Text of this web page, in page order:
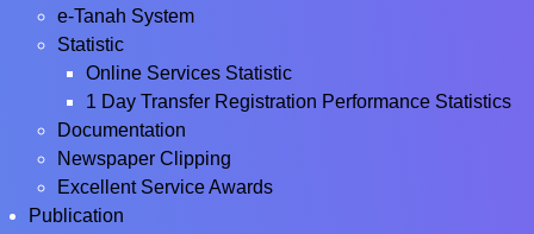
e-Tanah System
Statistic
Online Services Statistic
1 Day Transfer Registration Performance Statistics
Documentation
Newspaper Clipping
Excellent Service Awards
Publication